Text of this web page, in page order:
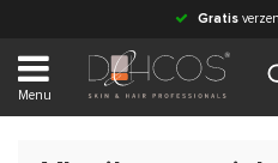
Gratis
Menu